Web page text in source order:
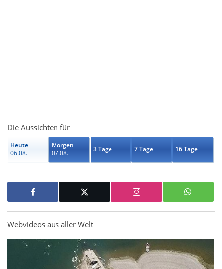
Die Aussichten für
Heute
06.08.
Morgen
07.08.
3 Tage 7 Tage 16 Tage
Webvideos aus aller Welt